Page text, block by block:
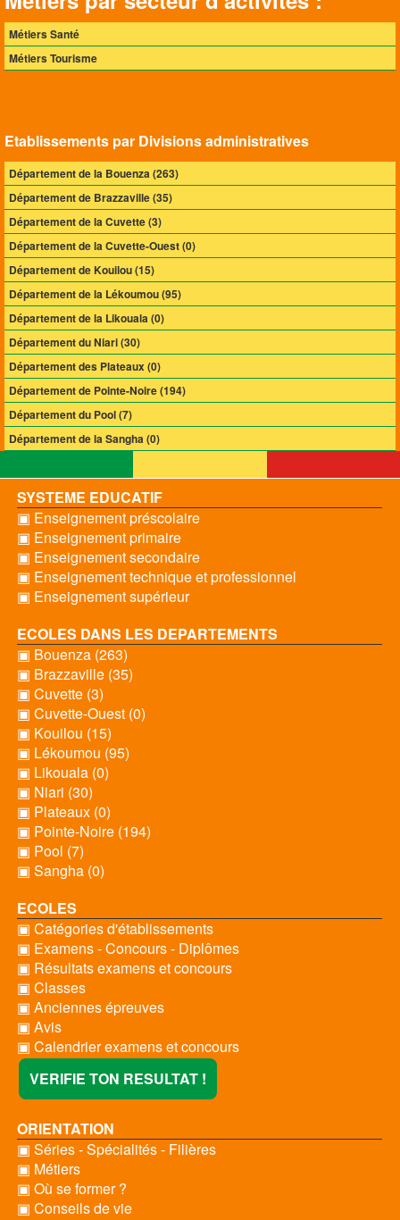
Métiers Santé
Métiers Tourisme
Etablissements par Divisions administratives
Département de la Bouenza (263)
Département de Brazzaville (35)
Département de la Cuvette (3)
Département de la Cuvette-Ouest (0)
Département de Kouilou (15)
Département de la Lékoumou (95)
Département de la Likouala (0)
Département du Niari (30)
Département des Plateaux (0)
Département de Pointe-Noire (194)
Département du Pool (7)
Département de la Sangha (0)
SYSTEME EDUCATIF
▣ Enseignement préscolaire
▣ Enseignement primaire
▣ Enseignement secondaire
▣ Enseignement technique et professionnel
▣ Enseignement supérieur
ECOLES DANS LES DEPARTEMENTS
▣ Bouenza (263)
▣ Brazzaville (35)
▣ Cuvette (3)
▣ Cuvette-Ouest (0)
▣ Kouilou (15)
▣ Lékoumou (95)
▣ Likouala (0)
▣ Niari (30)
▣ Plateaux (0)
▣ Pointe-Noire (194)
▣ Pool (7)
▣ Sangha (0)
ECOLES
▣ Catégories d'établissements
▣ Examens - Concours - Diplômes
▣ Résultats examens et concours
▣ Classes
▣ Anciennes épreuves
▣ Avis
▣ Calendrier examens et concours
VERIFIE TON RESULTAT !
ORIENTATION
▣ Séries - Spécialités - Filières
▣ Métiers
▣ Où se former ?
▣ Conseils de vie